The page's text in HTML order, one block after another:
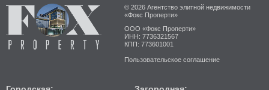
© 2026 Агентство элитной недвижимости
«Фокс Проперти»
ООО «Фокс Проперти»
ИНН: 7736321567
КПП: 773601001
Пользовательское соглашение